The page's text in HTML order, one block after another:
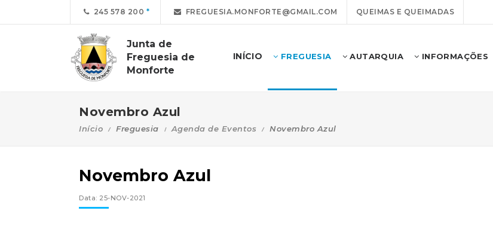
245 578 200 FREGUESIA.MONFORTE@GMAIL.COM QUEIMAS E QUEIMADAS
Junta de
Freguesia de
Monforte
INÍCIO FREGUESIA AUTARQUIA INFORMAÇÕES
Novembro Azul
Início Freguesia Agenda de Eventos Novembro Azul
Novembro Azul
Data: 25-NOV-2021